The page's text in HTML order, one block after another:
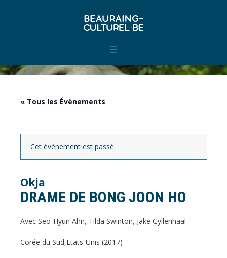
« Tous les Évènements
Cet évènement est passé.
Okja
DRAME DE BONG JOON HO
Avec Seo-Hyun Ahn, Tilda Swinton, Jake Gyllenhaal
Corée du Sud,Etats-Unis (2017)